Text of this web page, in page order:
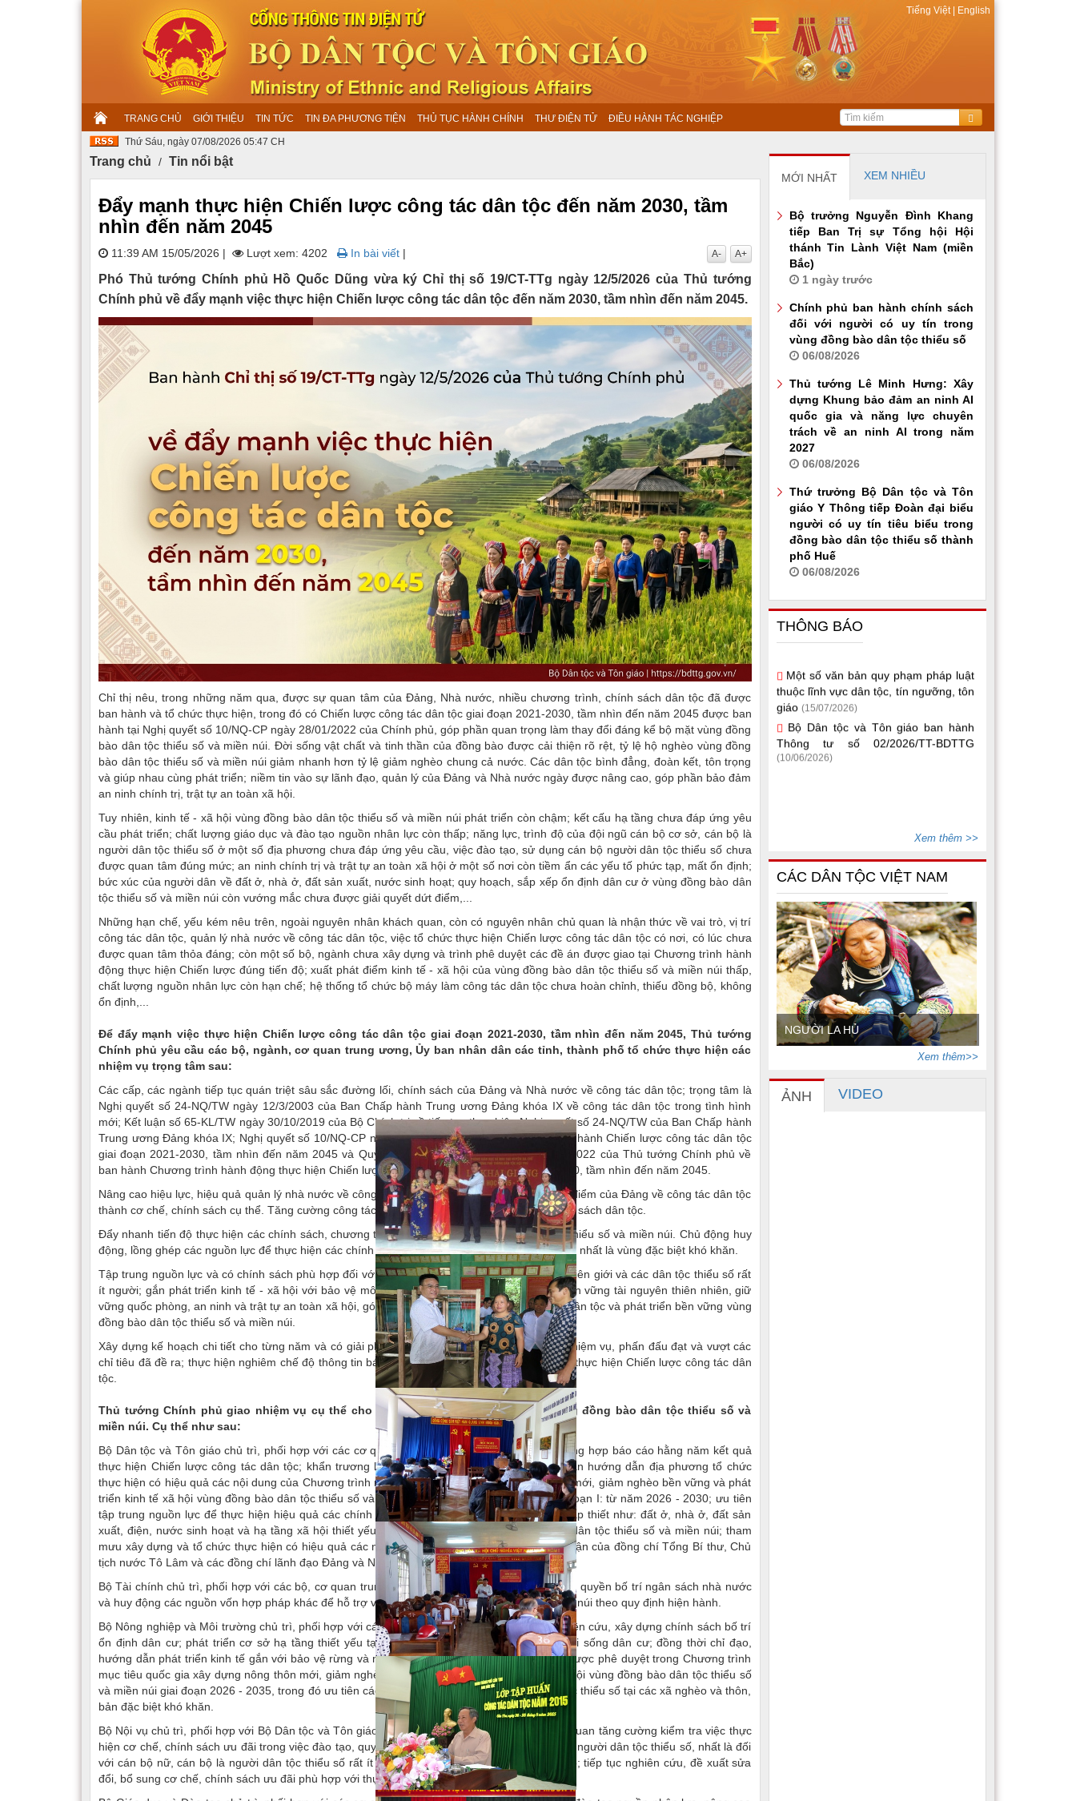
Tiếng Việt English
TRANG CHỦ GIỚI THIỆU TIN TỨC TIN ĐA PHƯƠNG TIỆN THỦ TỤC HÀNH CHÍNH THƯ ĐIỆN TỬ ĐIỀU HÀNH TÁC NGHIỆP
Thứ Sáu, ngày 07/08/2026 05:47 CH
Trang chủ Tin nổi bật
Đẩy mạnh thực hiện Chiến lược công tác dân tộc đến năm 2030, tầm
nhìn đến năm 2045
11:39 AM 15/05/2026 | Lượt xem: 4202 In bài viết | A+
A-
Phó Thủ tướng Chính phủ Hồ Quốc Dũng vừa ký Chỉ thị số 19/CT-TTg ngày 12/5/2026 của Thủ tướng
Chính phủ về đẩy mạnh việc thực hiện Chiến lược công tác dân tộc đến năm 2030, tầm nhìn đến năm 2045.
Chỉ thị nêu, trong những năm qua, được sự quan tâm của Đảng, Nhà nước, nhiều chương trình, chính sách dân tộc đã được
ban hành và tổ chức thực hiện, trong đó có Chiến lược công tác dân tộc giai đoạn 2021-2030, tầm nhìn đến năm 2045 được ban
hành tại Nghị quyết số 10/NQ-CP ngày 28/01/2022 của Chính phủ, góp phần quan trọng làm thay đổi đáng kể bộ mặt vùng đồng
bào dân tộc thiểu số và miền núi. Đời sống vật chất và tinh thần của đồng bào được cải thiện rõ rệt, tỷ lệ hộ nghèo vùng đồng
bào dân tộc thiểu số và miền núi giảm nhanh hơn tỷ lệ giảm nghèo chung cả nước. Các dân tộc bình đẳng, đoàn kết, tôn trọng
và giúp nhau cùng phát triển; niềm tin vào sự lãnh đạo, quản lý của Đảng và Nhà nước ngày được nâng cao, góp phần bảo đảm
an ninh chính trị, trật tự an toàn xã hội.
Tuy nhiên, kinh tế - xã hội vùng đồng bào dân tộc thiểu số và miền núi phát triển còn chậm; kết cấu hạ tầng chưa đáp ứng yêu
cầu phát triển; chất lượng giáo dục và đào tạo nguồn nhân lực còn thấp; năng lực, trình độ của đội ngũ cán bộ cơ sở, cán bộ là
người dân tộc thiểu số ở một số địa phương chưa đáp ứng yêu cầu, việc đào tạo, sử dụng cán bộ người dân tộc thiểu số chưa
được quan tâm đúng mức; an ninh chính trị và trật tự an toàn xã hội ở một số nơi còn tiềm ẩn các yếu tố phức tạp, mất ổn định;
bức xúc của người dân về đất ở, nhà ở, đất sản xuất, nước sinh hoạt; quy hoạch, sắp xếp ổn định dân cư ở vùng đồng bào dân
tộc thiểu số và miền núi còn vướng mắc chưa được giải quyết dứt điểm,...
Những hạn chế, yếu kém nêu trên, ngoài nguyên nhân khách quan, còn có nguyên nhân chủ quan là nhận thức về vai trò, vị trí
công tác dân tộc, quản lý nhà nước về công tác dân tộc, việc tổ chức thực hiện Chiến lược công tác dân tộc có nơi, có lúc chưa
được quan tâm thỏa đáng; còn một số bộ, ngành chưa xây dựng và trình phê duyệt các đề án được giao tại Chương trình hành
động thực hiện Chiến lược đúng tiến độ; xuất phát điểm kinh tế - xã hội của vùng đồng bào dân tộc thiểu số và miền núi thấp,
chất lượng nguồn nhân lực còn hạn chế; hệ thống tổ chức bộ máy làm công tác dân tộc chưa hoàn chỉnh, thiếu đồng bộ, không
ổn định,...
Để đẩy mạnh việc thực hiện Chiến lược công tác dân tộc giai đoạn 2021-2030, tầm nhìn đến năm 2045, Thủ tướng
Chính phủ yêu cầu các bộ, ngành, cơ quan trung ương, Ủy ban nhân dân các tỉnh, thành phố tổ chức thực hiện các
nhiệm vụ trọng tâm sau:
Các cấp, các ngành tiếp tục quán triệt sâu sắc đường lối, chính sách của Đảng và Nhà nước về công tác dân tộc; trọng tâm là
Nghị quyết số 24-NQ/TW ngày 12/3/2003 của Ban Chấp hành Trung ương Đảng khóa IX về công tác dân tộc trong tình hình
mới; Kết luận số 65-KL/TW ngày 30/10/2019 của Bộ Chính trị về tiếp tục thực hiện Nghị quyết số 24-NQ/TW của Ban Chấp hành
Trung ương Đảng khóa IX; Nghị quyết số 10/NQ-CP ngày 28/01/2022 của Chính phủ về ban hành Chiến lược công tác dân tộc
giai đoạn 2021-2030, tầm nhìn đến năm 2045 và Quyết định số 1657/QĐ-TTg ngày 30/12/2022 của Thủ tướng Chính phủ về
ban hành Chương trình hành động thực hiện Chiến lược công tác dân tộc giai đoạn 2021-2030, tầm nhìn đến năm 2045.
Nâng cao hiệu lực, hiệu quả quản lý nhà nước về công tác dân tộc, thể chế hóa những quan điểm của Đảng về công tác dân tộc
thành cơ chế, chính sách cụ thể. Tăng cường công tác kiểm tra, giám sát việc thực hiện chính sách dân tộc.
Đẩy nhanh tiến độ thực hiện các chính sách, chương trình, dự án ở vùng đồng bào dân tộc thiểu số và miền núi. Chủ động huy
động, lồng ghép các nguồn lực để thực hiện các chính sách, chương trình, dự án trên địa bàn, nhất là vùng đặc biệt khó khăn.
Tập trung nguồn lực và có chính sách phù hợp đối với các địa bàn đặc biệt khó khăn, vùng biên giới và các dân tộc thiểu số rất
ít người; gắn phát triển kinh tế - xã hội với bảo vệ môi trường sinh thái, quản lý, sử dụng bền vững tài nguyên thiên nhiên, giữ
vững quốc phòng, an ninh và trật tự an toàn xã hội, góp phần củng cố khối đại đoàn kết các dân tộc và phát triển bền vững vùng
đồng bào dân tộc thiểu số và miền núi.
Xây dựng kế hoạch chi tiết cho từng năm và có giải pháp cụ thể để hoàn thành các nhóm nhiệm vụ, phấn đấu đạt và vượt các
chỉ tiêu đã đề ra; thực hiện nghiêm chế độ thông tin báo cáo hằng năm, sơ kết, tổng kết việc thực hiện Chiến lược công tác dân
tộc.
Thủ tướng Chính phủ giao nhiệm vụ cụ thể cho các bộ, ngành và địa phương vùng đồng bào dân tộc thiểu số và
miền núi. Cụ thể như sau:
Bộ Dân tộc và Tôn giáo chủ trì, phối hợp với các cơ quan, địa phương theo dõi, đôn đốc, tổng hợp báo cáo hằng năm kết quả
thực hiện Chiến lược công tác dân tộc; khẩn trương ban hành theo thẩm quyền các văn bản hướng dẫn địa phương tổ chức
thực hiện có hiệu quả các nội dung của Chương trình mục tiêu quốc gia xây dựng nông thôn mới, giảm nghèo bền vững và phát
triển kinh tế xã hội vùng đồng bào dân tộc thiểu số và miền núi giai đoạn 2026 - 2035, giai đoạn I: từ năm 2026 - 2030; ưu tiên
tập trung nguồn lực để thực hiện hiệu quả các chính sách dân tộc, giải quyết các vấn đề cấp thiết như: đất ở, nhà ở, đất sản
xuất, điện, nước sinh hoạt và hạ tầng xã hội thiết yếu để ổn định cuộc sống của đồng bào dân tộc thiểu số và miền núi; tham
mưu xây dựng và tổ chức thực hiện có hiệu quả các nhiệm vụ, đề án, chính sách theo kết luận của đồng chí Tổng Bí thư, Chủ
tịch nước Tô Lâm và các đồng chí lãnh đạo Đảng và Nhà nước.
Bộ Tài chính chủ trì, phối hợp với các bộ, cơ quan trung ương, địa phương trình cấp có thẩm quyền bố trí ngân sách nhà nước
và huy động các nguồn vốn hợp pháp khác để hỗ trợ vùng đồng bào dân tộc thiểu số và miền núi theo quy định hiện hành.
Bộ Nông nghiệp và Môi trường chủ trì, phối hợp với các cơ quan và địa phương tiếp tục nghiên cứu, xây dựng chính sách bố trí
ổn định dân cư; phát triển cơ sở hạ tầng thiết yếu tại các vùng khó khăn nhằm ổn định đời sống dân cư; đồng thời chỉ đạo,
hướng dẫn phát triển kinh tế gắn với bảo vệ rừng và nâng cao thu nhập cho người dân đã được phê duyệt trong Chương trình
mục tiêu quốc gia xây dựng nông thôn mới, giảm nghèo bền vững và phát triển kinh tế - xã hội vùng đồng bào dân tộc thiểu số
và miền núi giai đoạn 2026 - 2035, trong đó ưu tiên các đối tượng người nghèo, người dân tộc thiểu số tại các xã nghèo và thôn,
bản đặc biệt khó khăn.
Bộ Nội vụ chủ trì, phối hợp với Bộ Dân tộc và Tôn giáo và các bộ, cơ quan, địa phương liên quan tăng cường kiểm tra việc thực
hiện cơ chế, chính sách ưu đãi trong việc đào tạo, quy hoạch, tuyển dụng, sử dụng cán bộ là người dân tộc thiểu số, nhất là đối
với cán bộ nữ, cán bộ là người dân tộc thiểu số rất ít người và các dân tộc hiện có ít cán bộ; tiếp tục nghiên cứu, đề xuất sửa
đổi, bổ sung cơ chế, chính sách ưu đãi phù hợp với thực tiễn.
MỚI NHẤT XEM NHIỀU
Bộ trưởng Nguyễn Đình Khang
tiếp Ban Trị sự Tổng hội Hội
thánh Tin Lành Việt Nam (miền
Bắc)
1 ngày trước
Chính phủ ban hành chính sách
đối với người có uy tín trong
vùng đồng bào dân tộc thiểu số
06/08/2026
Thủ tướng Lê Minh Hưng: Xây
dựng Khung bảo đảm an ninh AI
quốc gia và năng lực chuyên
trách về an ninh AI trong năm
2027
06/08/2026
Thứ trưởng Bộ Dân tộc và Tôn
giáo Y Thông tiếp Đoàn đại biểu
người có uy tín tiêu biểu trong
đồng bào dân tộc thiểu số thành
phố Huế
06/08/2026
THÔNG BÁO
thuộc lĩnh vực dân tộc, tín ngưỡng, tôn
giáo
Bộ Dân tộc và Tôn giáo ban hành
(10/06/2026)
Xem thêm >>
CÁC DÂN TỘC VIỆT NAM
NGƯỜI LA HỦ
Xem thêm>>
ẢNH VIDEO